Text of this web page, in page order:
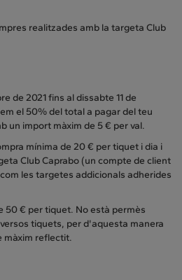
realitzades amb la targeta Club
de 2021 fins al dissabte 11 de
el 50% del total a pagar del teu
un import màxim de 5 € per val.
mínima de 20 € per tiquet i dia i
Club Caprabo (un compte de client
les targetes addicionals adherides
50 € per tiquet. No està permès
tiquets, per d'aquesta manera
màxim reflectit.